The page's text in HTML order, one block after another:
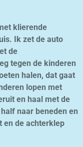
klierende
Ik zet de auto
de
tegen de kinderen
halen, dat gaat
lopen met
en haal met de
naar beneden en
en de achterklep